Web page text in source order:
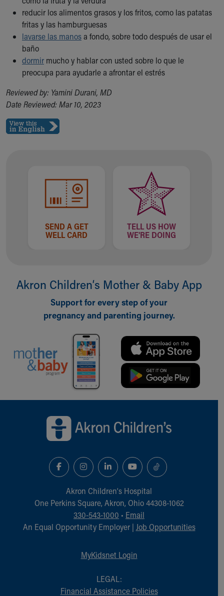
Healthy Info, Healthy Kids
Inside Children's Blog
KidsHealth Topics
Family Library
Educational Resources
Injury Prevention
Symptom Checker
Skip to main content
reducir los alimentos grasos y los fritos, como las patatas
fritas y las hamburguesas
lavarse las manosa fondo, sobre todo después de usar el
baño
dormir mucho y hablar con usted sobre lo que le
preocupa para ayudarle a afrontar el estrés
Reviewed by: Yamini Durani, MD
Date Reviewed: Mar 10, 2023
SEND A GET
WELL CARD
TELL US HOW
WE'RE DOING
Akron Children‘s Mother & Baby App
Support for every step of your
pregnancy and parenting journey.
Akron Children‘s Hospital
One Perkins Square, Akron, Ohio 44308-1062
330-543-1000 • Email
An Equal Opportunity Employer | Job Opportunities
MyKidsnet Login
LEGAL:
Financial Assistance Policies